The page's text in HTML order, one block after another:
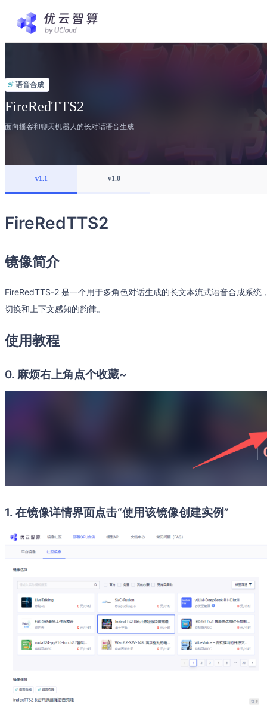
语音合成
FireRedTTS2
面向播客和聊天机器人的长对话语音生成
v1.1 v1.0
FireRedTTS2
镜像简介
FireRedTTS-2 是一个用于多角色对话生成的长文本流式语音合成系
切换和上下文感知的韵律。
使用教程
0. 麻烦右上角点个收藏~
1. 在镜像详情界面点击“使用该镜像创建实例”